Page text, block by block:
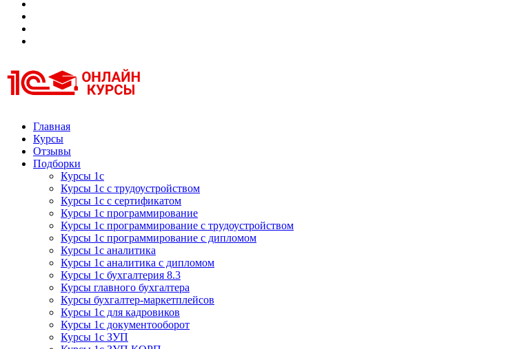
Курсы 1С
Курсы 1С официальная сертификация
Главная
Курсы
Отзывы
Подборки
Курсы 1с
Курсы 1с с трудоустройством
Курсы 1с с сертификатом
Курсы 1с программирование
Курсы 1с программирование с трудоустройством
Курсы 1с программирование с дипломом
Курсы 1с аналитика
Курсы 1с аналитика с дипломом
Курсы 1с бухгалтерия 8.3
Курсы главного бухгалтера
Курсы бухгалтер-маркетплейсов
Курсы 1с для кадровиков
Курсы 1с документооборот
Курсы 1с ЗУП